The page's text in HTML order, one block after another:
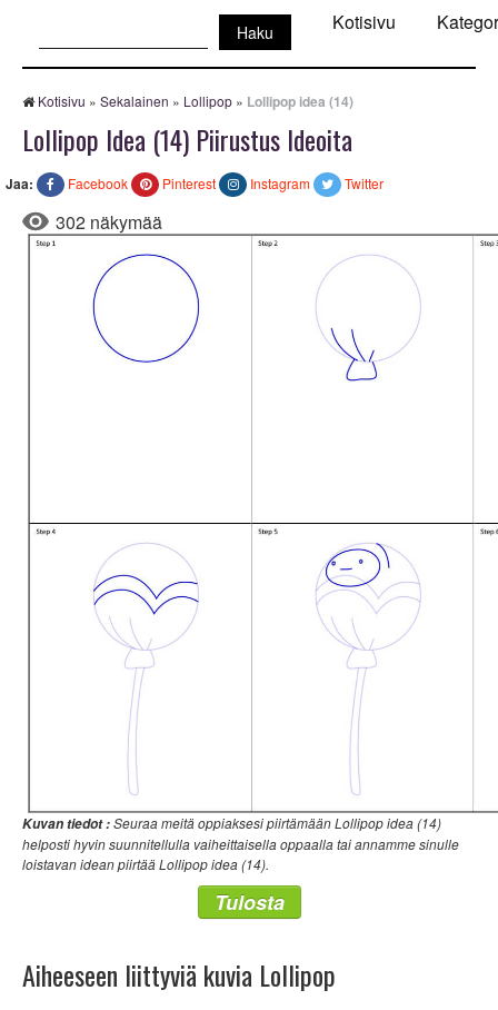
Kotisivu
Kotisivu » Sekalainen » Lollipop » Lollipop idea (14)
Lollipop Idea (14) Piirustus Ideoita
Jaa: Facebook Pinterest Instagram Twitter
302 näkymää
Kuvan tiedot :Seuraa meitä oppiaksesi piirtämään Lollipop idea (14)
helposti hyvin suunnitellulla vaiheittaisella oppaalla tai annamme sinulle
loistavan idean piirtää Lollipop idea (14).
Tulosta
Aiheeseen liittyviä kuvia Lollipop